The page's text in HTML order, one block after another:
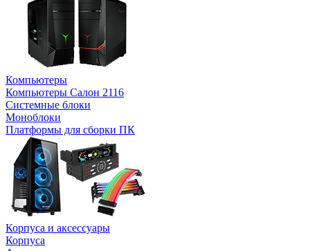
Компьютеры
Компьютеры Салон 2116
Системные блоки
Моноблоки
Платформы для сборки ПК
Корпуса и аксессуары
Корпуса